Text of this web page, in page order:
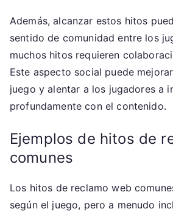
Además, alcanzar estos hitos
sentido de comunidad entre los
muchos hitos requieren
Este aspecto social puede
juego y alentar a los jugadores a
profundamente con el contenido.
Ejemplos de hitos de
comunes
Los hitos de reclamo web
según el juego, pero a menudo